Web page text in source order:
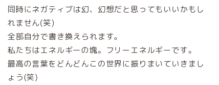
同時にネガティブは幻、幻想だと思ってもいいかもし
れません(笑)
全部自分で書き換えられます。
私たちはエネルギーの塊。フリーエネルギーです。
最高の言葉をどんどんこの世界に振りまいていきまし
ょう(笑)